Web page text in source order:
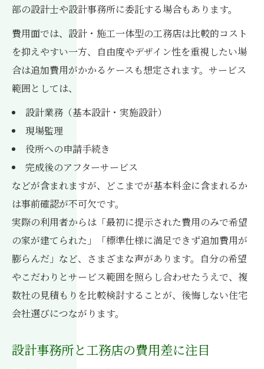
部の設計士や設計事務所に委託する場合もあります。
費用面では、設計・施工一体型の工務店は比較的コスト
を抑えやすい一方、自由度やデザイン性を重視したい場
合は追加費用がかかるケースも想定されます。サービス
範囲としては、
設計業務（基本設計・実施設計）
現場監理
役所への申請手続き
完成後のアフターサービス
などが含まれますが、どこまでが基本料金に含まれるか
は事前確認が不可欠です。
実際の利用者からは「最初に提示された費用のみで希望
の家が建てられた」「標準仕様に満足できず追加費用が
膨らんだ」など、さまざまな声があります。自分の希望
やこだわりとサービス範囲を照らし合わせたうえで、複
数社の見積もりを比較検討することが、後悔しない住宅
会社選びにつながります。
設計事務所と工務店の費用差に注目